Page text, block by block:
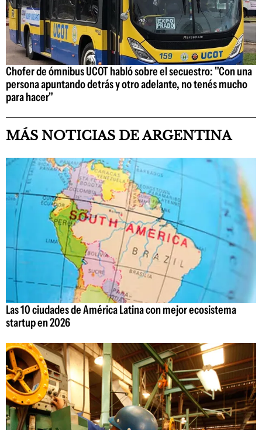
Chofer de ómnibus UCOT habló sobre el secuestro: "Con una
persona apuntando detrás y otro adelante, no tenés mucho
para hacer"
MÁS NOTICIAS DE ARGENTINA
Las 10 ciudades de América Latina con mejor ecosistema
startup en 2026